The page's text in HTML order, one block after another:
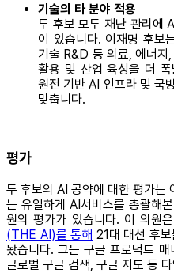
기술의 타 분야 적용
두 후보 모두 재난 관리에
이 있습니다. 이재명 후보
기술 R&D 등 의료, 에너지
활용 및 산업 육성을 더
원전 기반 AI 인프라 및 국
맞춥니다.
평가
두 후보의 AI 공약에 대한 평가는
는 유일하게 AI서비스를 총괄해
원의 평가가 있습니다. 이 의원
(THE AI)를 통해 21대 대선 후
놨습니다. 그는 구글 프로덕트
글로벌 구글 검색, 구글 지도 등